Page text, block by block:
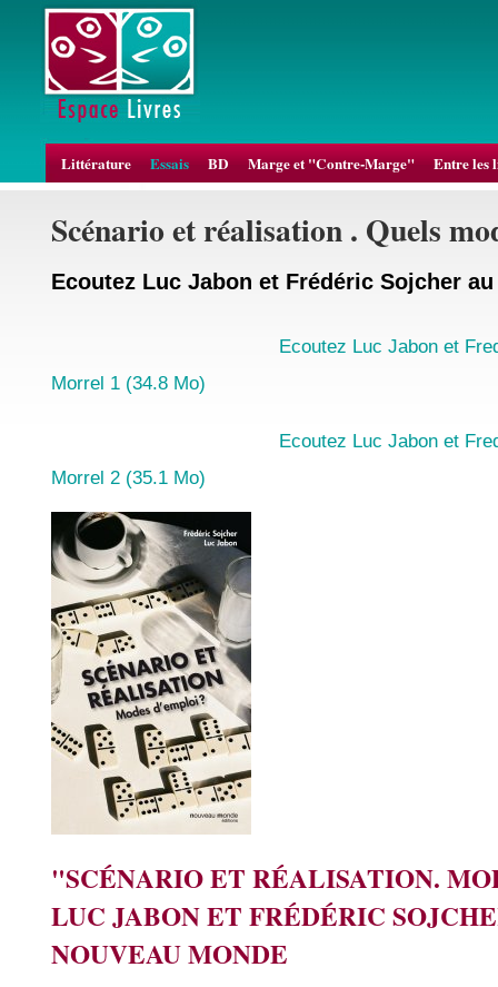
Littérature Essais BD Marge et "Contre-Marge" Entre les
Scénario et réalisation . Quels
Ecoutez Luc Jabon et Frédéric Sojcher
Ecoutez Luc Jabon et
Morrel 1 (34.8 Mo)
Ecoutez Luc Jabon et
Morrel 2 (35.1 Mo)
"SCÉNARIO ET RÉALISATION.
LUC JABON ET FRÉDÉRIC
NOUVEAU MONDE